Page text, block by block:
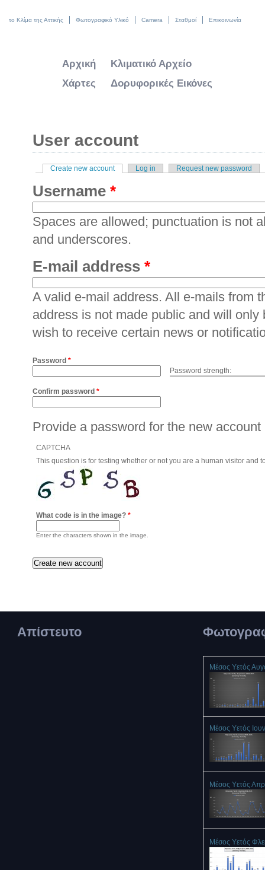
το Κλίμα της Αττικής Φωτογραφικό Υλικό Camera Σταθμοί Επικοινωνία
Αρχική
Κλιματικό Αρχείο
Χάρτες
Δορυφορικές Εικόνες
User account
Primary tabs
Create new account(active tab)
Log in Request new password
Username *
Spaces are allowed; punctuation is not
and underscores.
E-mail address *
A valid e-mail address. All e-mails from
address is not made public and will
wish to receive certain news or
Password strength:
Password *
Confirm password *
Provide a password for the new
CAPTCHA
This question is for testing whether or not you are a human visitor and
What code is in the image? *
Enter the characters shown in the image.
Απίστευτο
Μέσος Υετός
Μέσος Υετός
Μέσος Υετός
Μέσος Υετός